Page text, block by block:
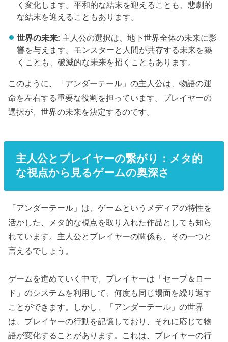
く変化します。平和的な結末を迎えることも、悲劇的
な結末を迎えることもあります。
世界の未来: 主人公の選択は、地下世界全体の未来に影
響を与えます。モンスターと人間が共存する未来を築
くことも、破滅的な未来を招くこともあります。
このように、「アンダーテール」の主人公は、物語の運
命を左右する重要な役割を担っています。プレイヤーの
選択が、世界の未来を決定するのです。
主人公とプレイヤーの繋がり：メタ的
な視点から見るゲームの奥深さ
「アンダーテール」は、ゲームというメディアの特性を
活かした、メタ的な視点を取り入れた作品としても知ら
れています。主人公とプレイヤーの関係も、その一つと
言えるでしょう。
ゲームを進めていく中で、プレイヤーは「セーブ＆ロー
ド」のシステムを利用して、何度も同じ場面を繰り返す
ことができます。しかし、「アンダーテール」の世界
は、プレイヤーの行動を記憶しており、それに応じて物
語が変化することがあります。これは、プレイヤーの行